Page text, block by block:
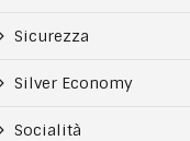
Sicurezza
Silver Economy
Socialità